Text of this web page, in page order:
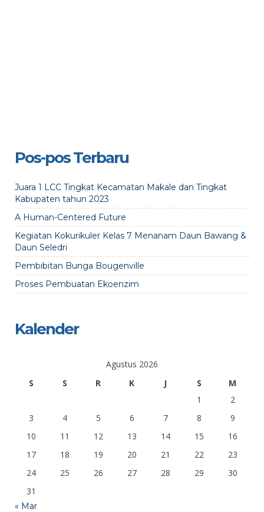
Pos-pos Terbaru
Juara 1 LCC Tingkat Kecamatan Makale dan Tingkat
Kabupaten tahun 2023
A Human-Centered Future
Kegiatan Kokurikuler Kelas 7 Menanam Daun Bawang &
Daun Seledri
Pembibitan Bunga Bougenville
Proses Pembuatan Ekoenzim
Kalender
Agustus 2026
S
S R K J S
M
1
2
3
4 5 6 7 8
9
10
11 12 13 14 15
16
17
18 19 20 21 22
23
24
25 26 27 28 29
30
31
« Mar